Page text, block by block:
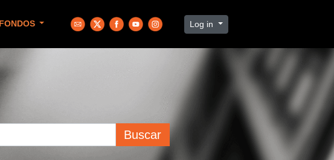
FONDOS Log in
Buscar